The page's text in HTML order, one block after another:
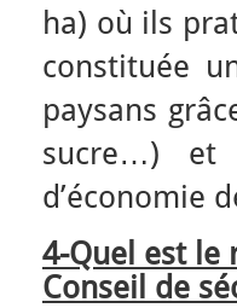
ha) où ils
constituée
paysans
sucre…) et
d’économie
4-Quel est le
Conseil de